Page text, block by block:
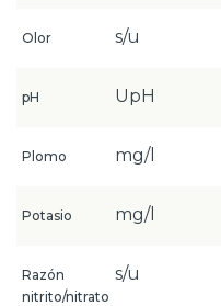
Olor s/u
pH UpH
Plomo mg/l
Potasio mg/l
Razón
nitrito/nitrato
s/u